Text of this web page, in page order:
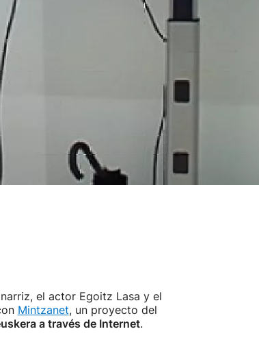
el actor Egoitz Lasa y el
Mintzanet, un proyecto del
a través de Internet.